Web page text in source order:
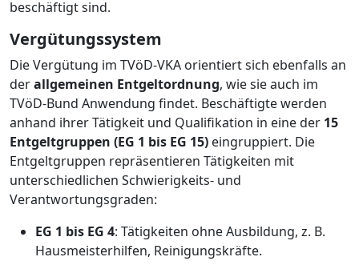
beschäftigt sind.
Vergütungssystem
Die Vergütung im TVöD-VKA orientiert sich ebenfalls an
derallgemeinen Entgeltordnung, wie sie auch im
TVöD-Bund Anwendung findet. Beschäftigte werden
anhand ihrer Tätigkeit und Qualifikation in eine der 15
Entgeltgruppen (EG 1 bis EG 15) eingruppiert. Die
Entgeltgruppen repräsentieren Tätigkeiten mit
unterschiedlichen Schwierigkeits- und
Verantwortungsgraden:
EG 1 bis EG 4: Tätigkeiten ohne Ausbildung, z. B.
Hausmeisterhilfen, Reinigungskräfte.